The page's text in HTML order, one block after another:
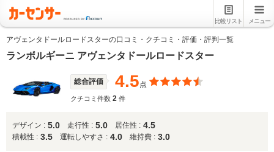
比較リスト メニュー
アヴェンタドールロードスターの口コミ・クチコミ・評価・評判一覧
ランボルギーニ アヴェンタドールロードスター
総合評価 4.5点
クチコミ件数 2 件
デザイン : 5.0 走行性 : 5.0 居住性 : 4.5
積載性 : 3.5 運転しやすさ : 4.0 維持費 : 3.0